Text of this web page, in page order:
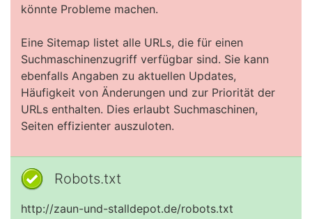
könnte Probleme machen.
Eine Sitemap listet alle URLs, die für einen
Suchmaschinenzugriff verfügbar sind. Sie kann
ebenfalls Angaben zu aktuellen Updates,
Häufigkeit von Änderungen und zur Priorität der
URLs enthalten. Dies erlaubt Suchmaschinen,
Seiten effizienter auszuloten.
Robots.txt
http://zaun-und-stalldepot.de/robots.txt